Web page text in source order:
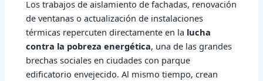
Los trabajos de aislamiento de fachadas, renovación
de ventanas o actualización de instalaciones
térmicas repercuten directamente en la lucha
contra la pobreza energética, una de las grandes
brechas sociales en ciudades con parque
edificatorio envejecido. Al mismo tiempo, crean